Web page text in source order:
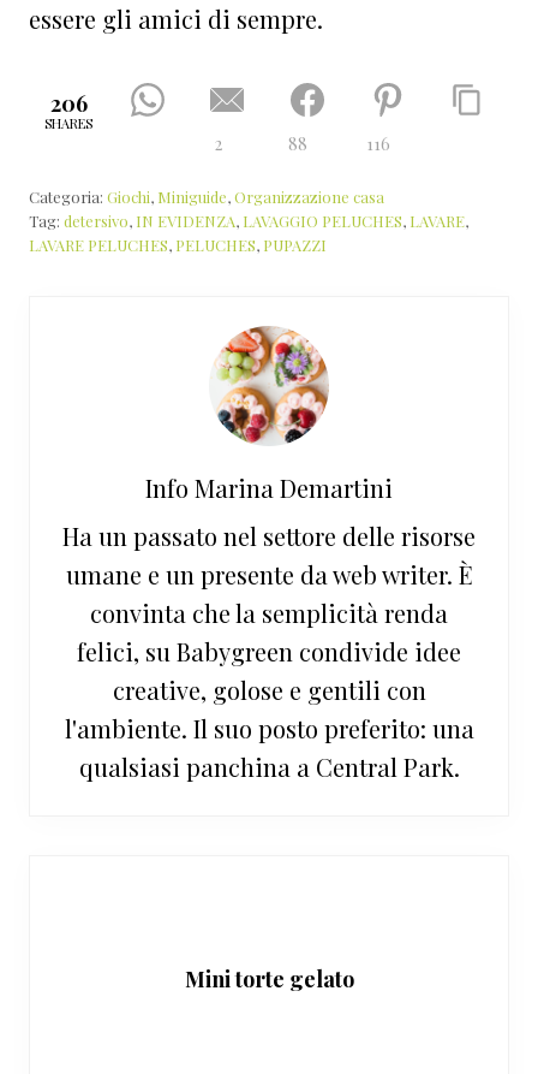
essere gli amici di sempre.
206
SHARES
2 88 116
Categoria: Giochi, Miniguide,Organizzazione casa
Tag: detersivo, IN EVIDENZA, LAVAGGIO PELUCHES, LAVARE,
LAVARE PELUCHES, PELUCHES, PUPAZZI
Info Marina Demartini
Ha un passato nel settore delle risorse
umane e un presente da web writer. È
convinta che la semplicità renda
felici, su Babygreen condivide idee
creative, golose e gentili con
l'ambiente. Il suo posto preferito: una
qualsiasi panchina a Central Park.
Mini torte gelato